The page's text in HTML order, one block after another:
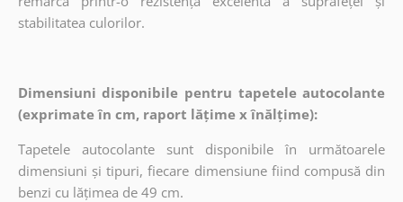
stabilitatea culorilor.
Dimensiuni disponibile pentru tapetele autocolante
(exprimate în cm, raport lățime x înălțime):
Tapetele autocolante sunt disponibile în următoarele
dimensiuni și tipuri, fiecare dimensiune fiind compusă din
benzi cu lățimea de 49 cm.